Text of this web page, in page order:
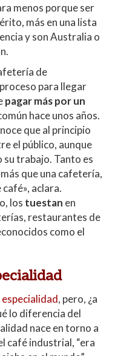
menos porque ser
más en una lista
y son Australia o
de
para llegar
pagar más por un
hace unos años.
que al principio
el público, aunque
su trabajo. Tanto es
que una cafetería,
aclara.
los tuestan en
restaurantes de
como el
, pero, ¿a
lo diferencia del
nace en torno a
café industrial, “era